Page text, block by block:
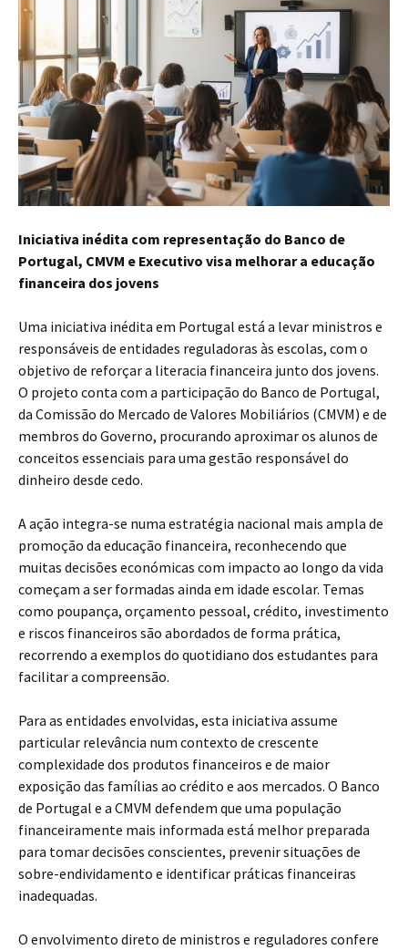
Iniciativa inédita com representação do Banco de
Portugal, CMVM e Executivo visa melhorar a educação
financeira dos jovens
Uma iniciativa inédita em Portugal está a levar ministros e
responsáveis de entidades reguladoras às escolas, com o
objetivo de reforçar a literacia financeira junto dos jovens.
O projeto conta com a participação do Banco de Portugal,
da Comissão do Mercado de Valores Mobiliários (CMVM) e de
membros do Governo, procurando aproximar os alunos de
conceitos essenciais para uma gestão responsável do
dinheiro desde cedo.
A ação integra-se numa estratégia nacional mais ampla de
promoção da educação financeira, reconhecendo que
muitas decisões económicas com impacto ao longo da vida
começam a ser formadas ainda em idade escolar. Temas
como poupança, orçamento pessoal, crédito, investimento
e riscos financeiros são abordados de forma prática,
recorrendo a exemplos do quotidiano dos estudantes para
facilitar a compreensão.
Para as entidades envolvidas, esta iniciativa assume
particular relevância num contexto de crescente
complexidade dos produtos financeiros e de maior
exposição das famílias ao crédito e aos mercados. O Banco
de Portugal e a CMVM defendem que uma população
financeiramente mais informada está melhor preparada
para tomar decisões conscientes, prevenir situações de
sobre-endividamento e identificar práticas financeiras
inadequadas.
O envolvimento direto de ministros e reguladores confere